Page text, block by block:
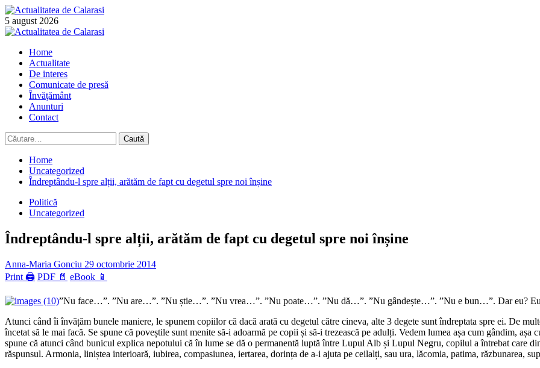
Skip
to
content
5 august 2026
Primary
Home
Actualitate
De interes
Comunicate de presă
Învăţământ
Anunturi
Contact
Caută
după:
Home
Uncategorized
Îndreptându-l spre alții, arătăm de fapt cu degetul spre noi înșine
Politică
Uncategorized
Îndreptându-l spre alții, arătăm de fapt cu degetul spre noi înșine
Anna-Maria Gonciu 29 octombrie 2014
Print 🖨 PDF 📄 eBook 📱
”Nu face…”. ”Nu are…”. ”Nu știe…”. ”Nu vrea…”. ”Nu poate…”. ”Nu dă…”. ”Nu gândește…”. ”Nu e bun…”. Dar eu?
Atunci când îi învățăm bunele maniere, le spunem copiilor că dacă arată cu degetul către cineva, alte 3 degete sunt îndreptata spre ei. De
încetat să le mai facă. Se spune că poveștile sunt menite să-i adoarmă pe copii și să-i trezească pe adulți. Vedem lumea așa cum gândim,
spune că atunci când bunicul explica nepotului că în lume se dă o permanentă luptă între Lupul Alb și Lupul Negru, copilul a întrebat care
răspunsul. Armonia, liniștea interioară, iubirea, compasiunea, iertarea, dorința de a-i ajuta pe ceilalți, sau ura, lăcomia, patima, răzbunarea,